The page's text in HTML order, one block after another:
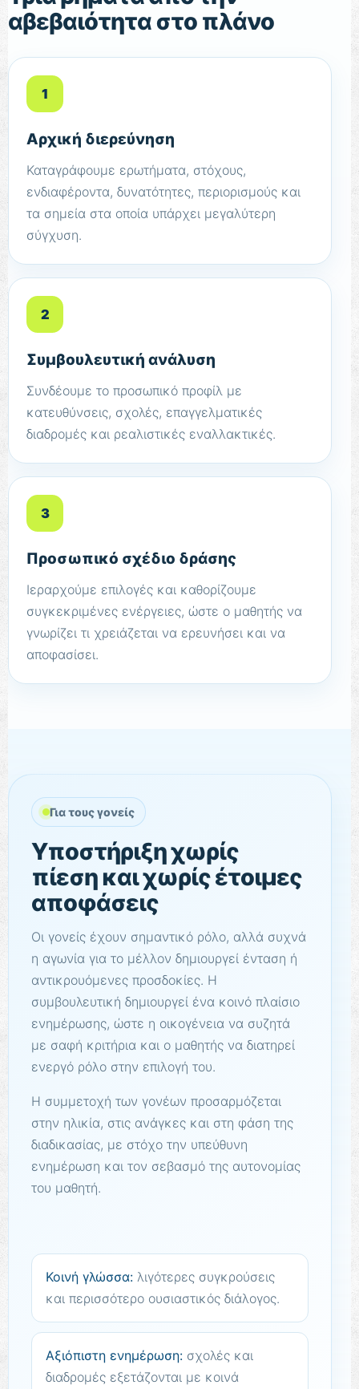
αβεβαιότητα στο πλάνο
1
Αρχική διερεύνηση
Καταγράφουμε ερωτήματα, στόχους,
ενδιαφέροντα, δυνατότητες, περιορισμούς και
τα σημεία στα οποία υπάρχει μεγαλύτερη
σύγχυση.
2
Συμβουλευτική ανάλυση
Συνδέουμε το προσωπικό προφίλ με
κατευθύνσεις, σχολές, επαγγελματικές
διαδρομές και ρεαλιστικές εναλλακτικές.
3
Προσωπικό σχέδιο δράσης
Ιεραρχούμε επιλογές και καθορίζουμε
συγκεκριμένες ενέργειες, ώστε ο μαθητής να
γνωρίζει τι χρειάζεται να ερευνήσει και να
αποφασίσει.
Για τους γονείς
Υποστήριξη χωρίς
πίεση και χωρίς έτοιμες
αποφάσεις
Οι γονείς έχουν σημαντικό ρόλο, αλλά συχνά
η αγωνία για το μέλλον δημιουργεί ένταση ή
αντικρουόμενες προσδοκίες. Η
συμβουλευτική δημιουργεί ένα κοινό πλαίσιο
ενημέρωσης, ώστε η οικογένεια να συζητά
με σαφή κριτήρια και ο μαθητής να διατηρεί
ενεργό ρόλο στην επιλογή του.
Η συμμετοχή των γονέων προσαρμόζεται
στην ηλικία, στις ανάγκες και στη φάση της
διαδικασίας, με στόχο την υπεύθυνη
ενημέρωση και τον σεβασμό της αυτονομίας
του μαθητή.
Κοινή γλώσσα: λιγότερες συγκρούσεις
και περισσότερο ουσιαστικός διάλογος.
Αξιόπιστη ενημέρωση: σχολές και
διαδρομές εξετάζονται με κοινά